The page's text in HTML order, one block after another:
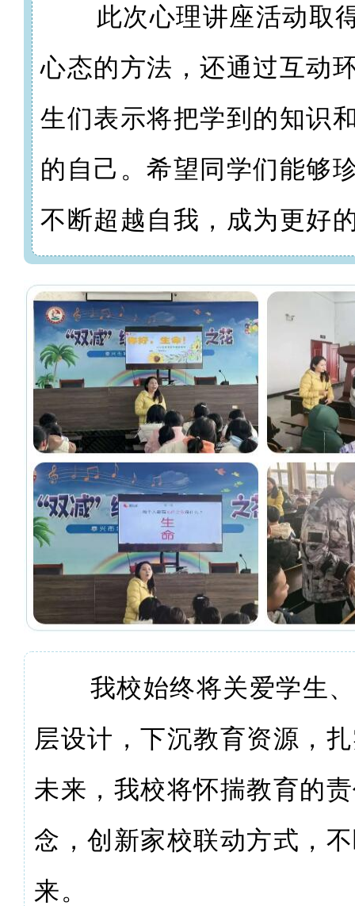
此次心理讲座活动取
心态的方法，还通过互动
生们表示将把学到的知识
的自己。希望同学们能够
不断超越自我，成为更好
我校始终将关爱学生
层设计，下沉教育资源，
未来，我校将怀揣教育的
念，创新家校联动方式，
来。